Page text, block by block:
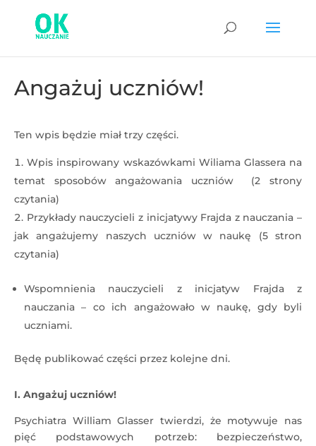
Angażuj uczniów!
Ten wpis będzie miał trzy części.
Wpis inspirowany wskazówkami Wiliama Glassera na
temat sposobów angażowania uczniów (2 strony
czytania)
Przykłady nauczycieli z inicjatywy Frajda z nauczania –
jak angażujemy naszych uczniów w naukę (5 stron
czytania)
Wspomnienia nauczycieli z inicjatyw Frajda z
nauczania – co ich angażowało w naukę, gdy byli
uczniami.
Będę publikować części przez kolejne dni.
I. Angażuj uczniów!
Psychiatra William Glasser twierdzi, że motywuje nas
pięć podstawowych potrzeb: bezpieczeństwo,